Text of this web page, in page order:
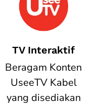
TV Interaktif
Beragam Konten
UseeTV Kabel
yang disediakan